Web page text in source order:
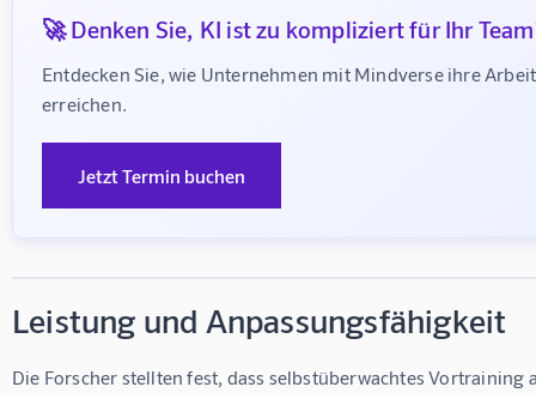
🚀 Denken Sie, KI ist zu kompliziert für Ihr
Entdecken Sie, wie Unternehmen mit Mindverse ihre
erreichen.
Jetzt Termin buchen
Leistung und Anpassungsfähigkeit
Die Forscher stellten fest, dass selbstüberwachtes